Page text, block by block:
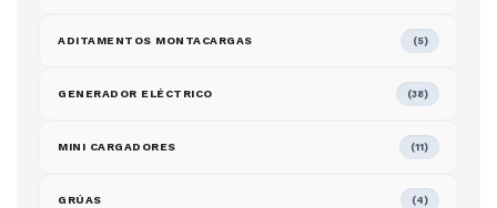
ADITAMENTOS MONTACARGAS (5)
GENERADOR ELÉCTRICO (38)
MINI CARGADORES (11)
GRÚAS (4)